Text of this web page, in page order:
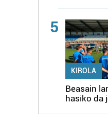
5
KIROLA
Beasain
hasiko da